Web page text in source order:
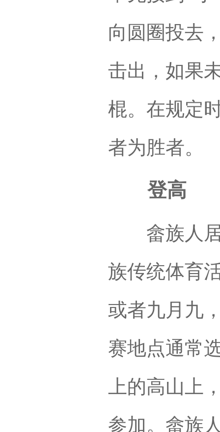
向圆圈投去
击出，如果
棍。在规定
者为胜者。
登高
畲族人居
族传统体育
或者九月九
赛地点通常
上的高山上
参加。畲族